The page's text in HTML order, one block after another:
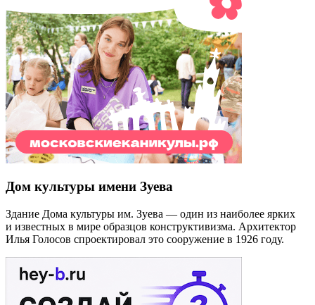
Дом культуры имени Зуева
Здание Дома культуры им. Зуева — один из наиболее ярких
и известных в мире образцов конструктивизма. Архитектор
Илья Голосов спроектировал это сооружение в 1926 году.